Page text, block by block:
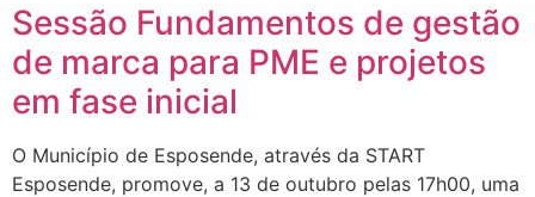
Sessão Fundamentos de gestão
de marca para PME e projetos
em fase inicial
O Município de Esposende, através da START
Esposende, promove, a 13 de outubro pelas 17h00, uma